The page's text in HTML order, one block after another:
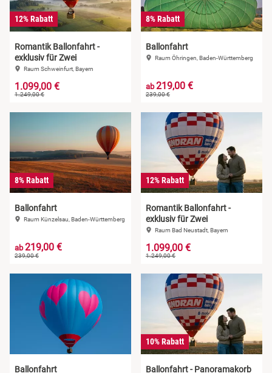
12% Rabatt
Romantik Ballonfahrt -
exklusiv für Zwei
Raum Schweinfurt, Bayern
1.099,00 €
1.249,00 €
8% Rabatt
Ballonfahrt
Raum Öhringen, Baden-Württemberg
ab219,00 €
239,00 €
8% Rabatt
Ballonfahrt
Raum Künzelsau, Baden-Württemberg
ab219,00 €
239,00 €
12% Rabatt
Romantik Ballonfahrt -
exklusiv für Zwei
Raum Bad Neustadt, Bayern
1.099,00 €
1.249,00 €
Ballonfahrt
10% Rabatt
Ballonfahrt - Panoramakorb